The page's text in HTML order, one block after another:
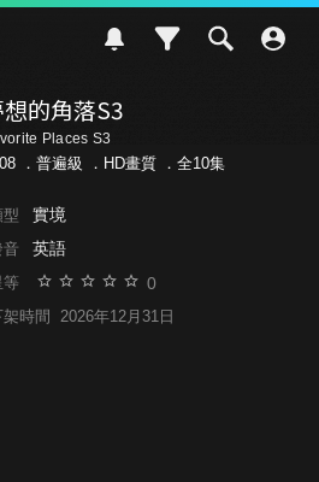
的角落S3
Places S3
． 普遍級 ．HD畫質 ．全10集
型 實境
音 英語
等 0
架時間 2026年12月31日